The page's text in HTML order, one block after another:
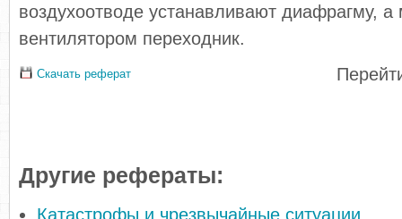
воздухоотводе устанавливают диафрагму,
вентилятором переходник.
Скачать реферат
Другие рефераты:
Катастрофы и чрезвычайные ситуации